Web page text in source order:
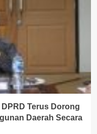
Terus Dorong
Daerah Secara